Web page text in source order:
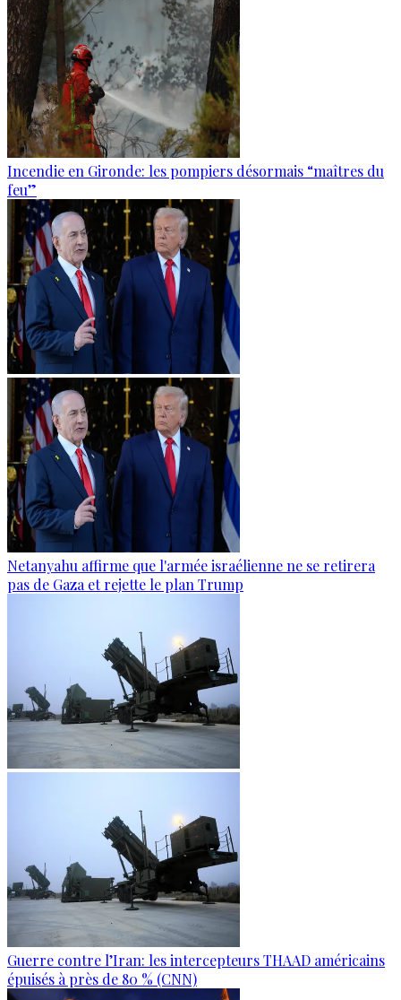
Incendie en Gironde: les pompiers désormais “maîtres du
feu”
Netanyahu affirme que l'armée israélienne ne se retirera
pas de Gaza et rejette le plan Trump
Guerre contre l’Iran: les intercepteurs THAAD américains
épuisés à près de 80 % (CNN)